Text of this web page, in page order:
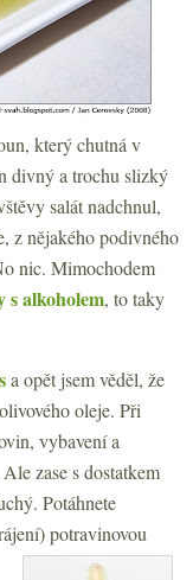
který chutná v
divný a trochu slizký
salát nadchnul,
z nějakého podivného
nic. Mimochodem
s alkoholem, to taky
a opět jsem věděl, že
oleje. Při
vybavení a
zase s dostatkem
Potáhnete
potravinovou